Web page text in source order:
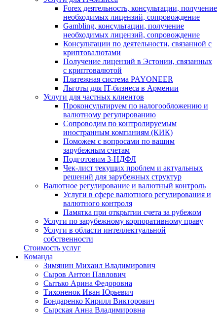
Forex деятельность, консультации, получение
необходимых лицензий, сопровождение
Gambling, консультации, получение
необходимых лицензий, сопровождение
Консультации по деятельности, связанной с
криптовалютами
Получение лицензий в Эстонии, связанных
с криптовалютой
Платежная система PAYONEER
Льготы для IT-бизнеса в Армении
Услуги для частных клиентов
Проконсультируем по налогообложению и
валютному регулированию
Сопроводим по контролируемым
иностранным компаниям (КИК)
Поможем с вопросами по вашим
зарубежным счетам
Подготовим 3-НДФЛ
Чек-лист текущих проблем и актуальных
решений для зарубежных структур
Валютное регулирование и валютный контроль
Услуги в сфере валютного регулирования и
валютного контроля
Памятка при открытии счета за рубежом
Услуги по зарубежному корпоративному праву
Услуги в области интеллектуальной
собственности
Стоимость услуг
Команда
Зимянин Михаил Владимирович
Сыров Антон Павлович
Сытько Арина Федоровна
Тихоненок Иван Юрьевич
Бондаренко Кирилл Викторович
Сырская Анна Владимировна